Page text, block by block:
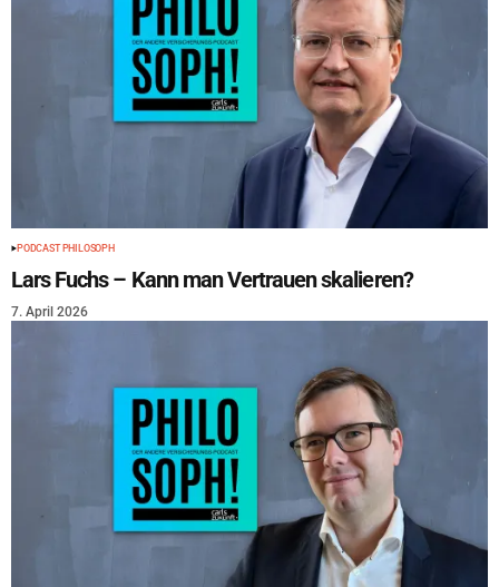
PODCAST PHILOSOPH
Lars Fuchs – Kann man Vertrauen skalieren?
7. April 2026